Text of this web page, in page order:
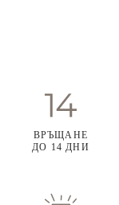
ВРЪЩАНЕ
ДО 14 ДНИ